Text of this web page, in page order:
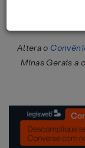
Altera o
Minas Gerais a